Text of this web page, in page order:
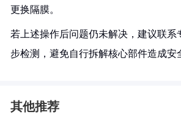
更换隔膜。
若上述操作后问题仍未解决，建议联系
步检测，避免自行拆解核心部件造成安
其他推荐